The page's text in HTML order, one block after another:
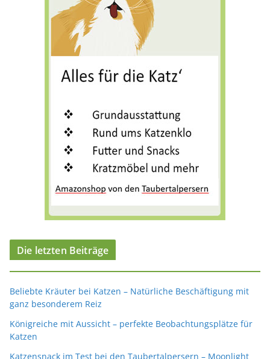
Die letzten Beiträge
Beliebte Kräuter bei Katzen – Natürliche Beschäftigung mit
ganz besonderem Reiz
Königreiche mit Aussicht – perfekte Beobachtungsplätze für
Katzen
Katzensnack im Test bei den Taubertalpersern – Moonlight